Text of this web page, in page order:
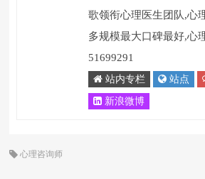
歌领衔心理医生团队,心
多规模最大口碑最好,心
51699291
站内专栏 站点
新浪微博
心理咨询师